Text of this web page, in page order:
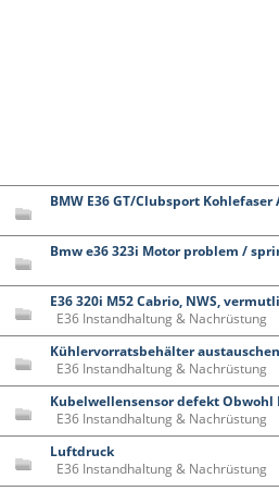
BMW E36 GT/Clubsport Kohlefaser
Bmw e36 323i Motor problem /
E36 320i M52 Cabrio, NWS,
E36 Instandhaltung & Nachrüstung
Kühlervorratsbehälter austauschen
E36 Instandhaltung & Nachrüstung
Kubelwellensensor defekt Obwohl
E36 Instandhaltung & Nachrüstung
Luftdruck
E36 Instandhaltung & Nachrüstung